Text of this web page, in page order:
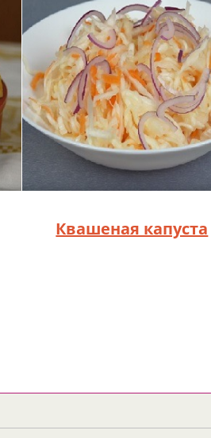
Квашеная капуста